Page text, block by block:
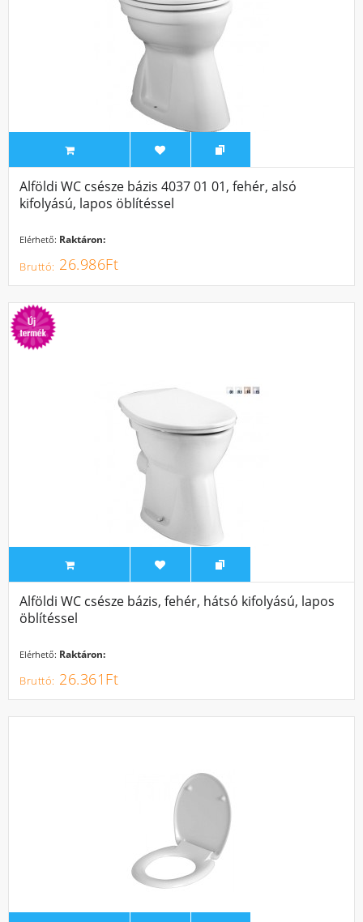
Alföldi WC csésze bázis 4037 01 01, fehér, alsó
kifolyású, lapos öblítéssel
Elérhető: Raktáron:
26.986Ft
Alföldi WC csésze bázis, fehér, hátsó kifolyású, lapos
öblítéssel
Elérhető: Raktáron:
26.361Ft